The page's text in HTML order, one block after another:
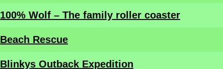
100% Wolf – The family roller coaster
Beach Rescue
Blinkys Outback Expedition